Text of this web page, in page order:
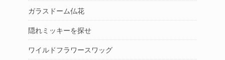
ガラスドーム仏花
隠れミッキーを探せ
ワイルドフラワースワッグ